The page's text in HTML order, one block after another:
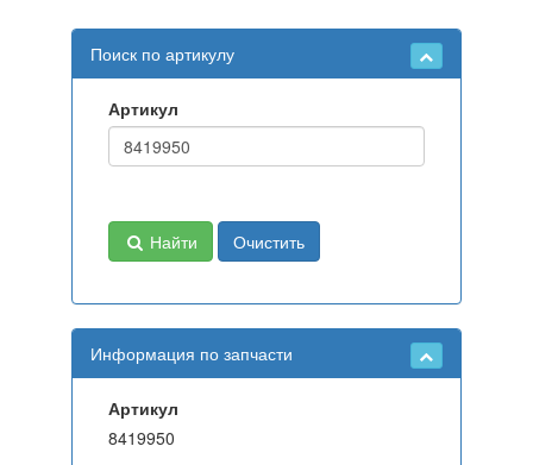
Поиск по артикулу
Артикул
Найти Очистить
Информация по запчасти
Артикул
8419950